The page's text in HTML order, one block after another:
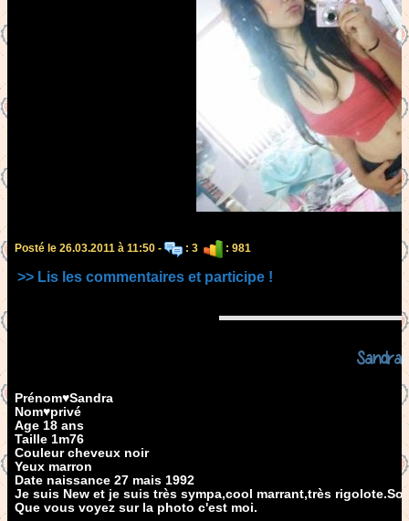
Posté le 26.03.2011 à 11:50 - : 3 : 981
>> Lis les commentaires et participe !
Sandra
Prénom♥Sandra
Nom♥privé
Age 18 ans
Taille 1m76
Couleur cheveux noir
Yeux marron
Date naissance 27 mais 1992
Je suis New et je suis très sympa,cool marrant,très
Que vous voyez sur la photo c'est moi.